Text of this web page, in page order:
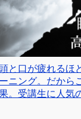
と口が疲れるほ
ーニング。だから
。受講生に人気